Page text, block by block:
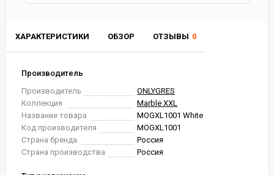
ХАРАКТЕРИСТИКИ ОБЗОР ОТЗЫВЫ 0
Производитель
Производитель
ONLYGRES
Коллекция
Marble XXL
Название товара
MOGXL1001 White
Код производителя
MOGXL1001
Страна бренда
Россия
Страна производства
Россия